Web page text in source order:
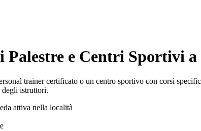
e Centri Sportivi a
trainer certificato o un centro sportivo con corsi
istruttori.
attiva nella località